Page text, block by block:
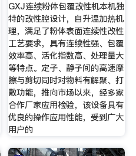
GXJ连续粉体包覆改性机本机独
特的改性腔设计，自升温加热机
理，满足了粉体表面连续性改性
工艺要求，具有连续性强、包覆
效率高、活化指数高、处理量大
等特点。定子、静子间的高速摩
擦与剪切同时对物料有解聚、打
散功能，推向市场以来，经多家
合作厂家应用检验，该设备具有
优良的操作应用性能，受到广大
用户的